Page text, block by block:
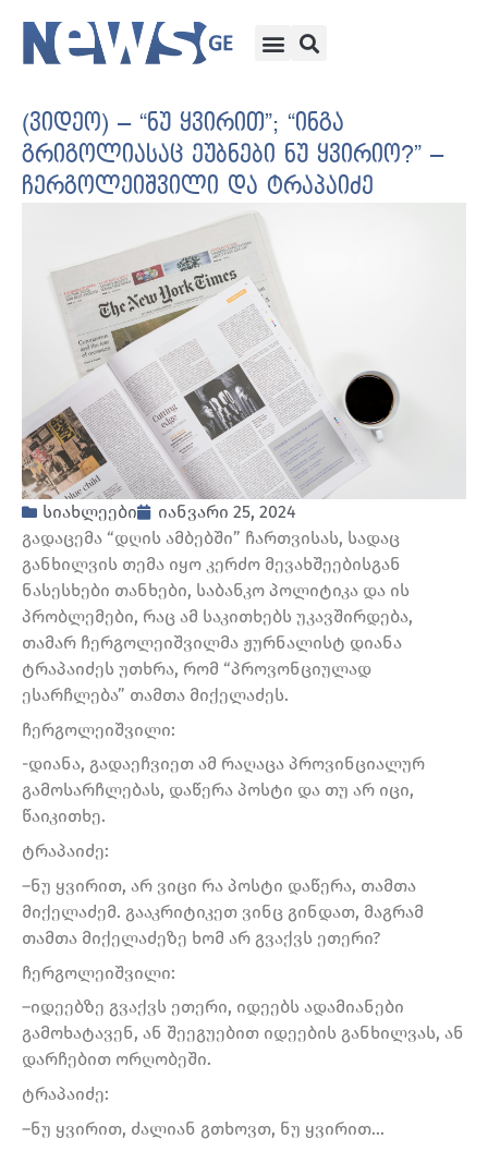
(ვიდეო) – “ნუ ყვირით”; “ინგა
გრიგოლიასაც ეუბნები ნუ ყვირიო?” –
ჩერგოლეიშვილი და ტრაპაიძე
სიახლეები
იანვარი 25, 2024
გადაცემა “დღის ამბებში” ჩართვისას, სადაც
განხილვის თემა იყო კერძო მევახშეებისგან
ნასესხები თანხები, საბანკო პოლიტიკა და ის
პრობლემები, რაც ამ საკითხებს უკავშირდება,
თამარ ჩერგოლეიშვილმა ჟურნალისტ დიანა
ტრაპაიძეს უთხრა, რომ “პროვონციულად
ესარჩლება” თამთა მიქელაძეს.
ჩერგოლეიშვილი:
-დიანა, გადაეჩვიეთ ამ რაღაცა პროვინციალურ
გამოსარჩლებას, დაწერა პოსტი და თუ არ იცი,
წაიკითხე.
ტრაპაიძე:
–ნუ ყვირით, არ ვიცი რა პოსტი დაწერა, თამთა
მიქელაძემ. გააკრიტიკეთ ვინც გინდათ, მაგრამ
თამთა მიქელაძეზე ხომ არ გვაქვს ეთერი?
ჩერგოლეიშვილი:
–იდეებზე გვაქვს ეთერი, იდეებს ადამიანები
გამოხატავენ, ან შეეგუებით იდეების განხილვას, ან
დარჩებით ორღობეში.
ტრაპაიძე:
–ნუ ყვირით, ძალიან გთხოვთ, ნუ ყვირით…